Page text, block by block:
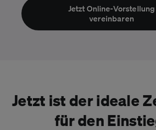
Jetzt Online-Vorstellung
vereinbaren
Jetzt ist der ideale
für den